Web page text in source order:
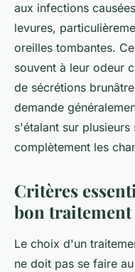
aux infections
levures,
oreilles tombantes.
souvent à leur odeur
de sécrétions
demande
s'étalant sur
complètement les
Critères
bon traitement
Le choix d'un
ne doit pas se faire